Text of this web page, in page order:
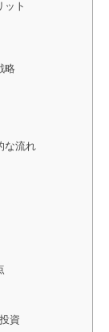
ット
略
な流れ
資